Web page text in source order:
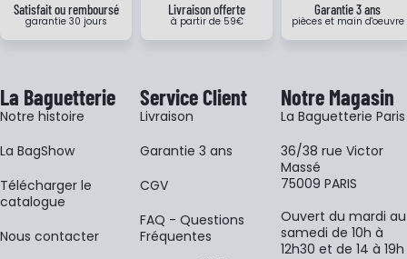
Satisfait ou remboursé
garantie 30 jours
Livraison offerte
à partir de 59€
Garantie 3 ans
pièces et main d'oeuvre
La Baguetterie
Notre histoire
La BagShow
​Télécharger le
catalogue
Nous contacter
Service Client
Livraison
Garantie 3 ans
CGV
FAQ - Questions
Fréquentes
Notre Magasin
La Baguetterie Paris
36/38 rue Victor
Massé
75009 PARIS
Ouvert du mardi au
samedi de 10h à
12h30 et de 14 à 19h